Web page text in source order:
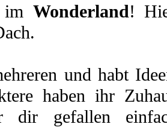
im Wonderland!
und habt
haben ihr
dir gefallen